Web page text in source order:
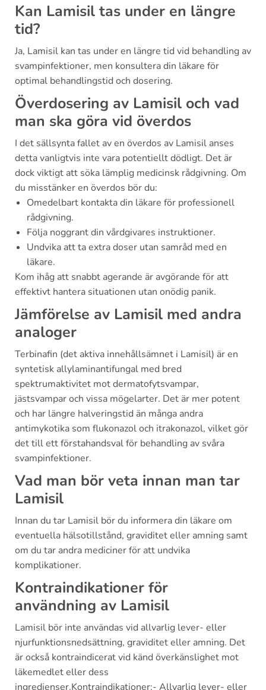
Kan Lamisil tas under en längre
tid?
Ja, Lamisil kan tas under en längre tid vid behandling av
svampinfektioner, men konsultera din läkare för
optimal behandlingstid och dosering.
Överdosering av Lamisil och vad
man ska göra vid överdos
I det sällsynta fallet av en överdos av Lamisil anses
detta vanligtvis inte vara potentiellt dödligt. Det är
dock viktigt att söka lämplig medicinsk rådgivning. Om
du misstänker en överdos bör du:
Omedelbart kontakta din läkare för professionell
rådgivning.
Följa noggrant din vårdgivares instruktioner.
Undvika att ta extra doser utan samråd med en
läkare.
Kom ihåg att snabbt agerande är avgörande för att
effektivt hantera situationen utan onödig panik.
Jämförelse av Lamisil med andra
analoger
Terbinafin (det aktiva innehållsämnet i Lamisil) är en
syntetisk allylaminantifungal med bred
spektrumaktivitet mot dermatofytsvampar,
jästsvampar och vissa mögelarter. Det är mer potent
och har längre halveringstid än många andra
antimykotika som flukonazol och itrakonazol, vilket gör
det till ett förstahandsval för behandling av svåra
svampinfektioner.
Vad man bör veta innan man tar
Lamisil
Innan du tar Lamisil bör du informera din läkare om
eventuella hälsotillstånd, graviditet eller amning samt
om du tar andra mediciner för att undvika
komplikationer.
Kontraindikationer för
användning av Lamisil
Lamisil bör inte användas vid allvarlig lever- eller
njurfunktionsnedsättning, graviditet eller amning. Det
är också kontraindicerat vid känd överkänslighet mot
läkemedlet eller dess
ingredienser.Kontraindikationer:- Allvarlig lever- eller